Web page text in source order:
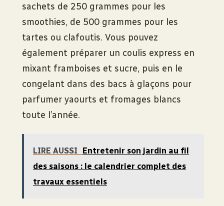
sachets de 250 grammes pour les
smoothies, de 500 grammes pour les
tartes ou clafoutis. Vous pouvez
également préparer un coulis express en
mixant framboises et sucre, puis en le
congelant dans des bacs à glaçons pour
parfumer yaourts et fromages blancs
toute l’année.
LIRE AUSSI
Entretenir son jardin au fil
des saisons : le calendrier complet des
travaux essentiels